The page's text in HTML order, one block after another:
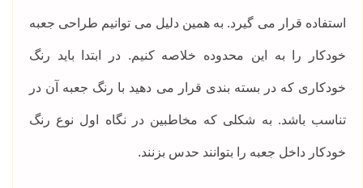
استفاده قرار می گیرد. به همین دلیل می توانیم طراحی جعبه
خودکار را به این محدوده خلاصه کنیم. در ابتدا باید رنگ
خودکاری که در بسته بندی قرار می دهید با رنگ جعبه آن در
تناسب باشد. به شکلی که مخاطبین در نگاه اول نوع رنگ
خودکار داخل جعبه را بتوانند حدس بزنند.